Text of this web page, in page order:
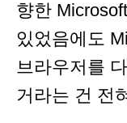
향한
있었음에도
브라우저를
거라는 건 전